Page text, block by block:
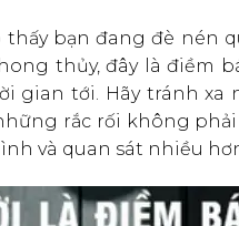
bạn đang đè nén
thủy, đây là điềm
gian tới. Hãy tránh xa
rắc rối không
và quan sát nhiều